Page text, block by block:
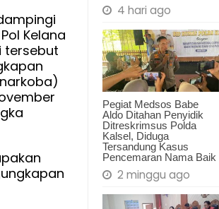
4 hari ago
Pegiat Medsos Babe
Aldo Ditahan Penyidik
Ditreskrimsus Polda
Kalsel, Diduga
Tersandung Kasus
Pencemaran Nama Baik
2 minggu ago
Kelana
tersebut